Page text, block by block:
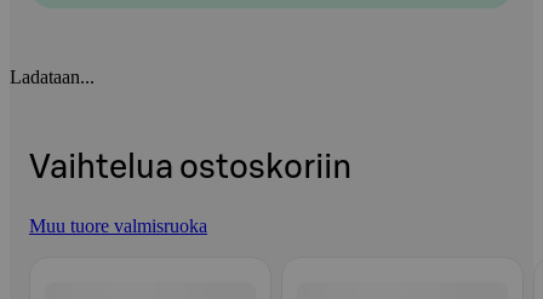
Ladataan...
Vaihtelua ostoskoriin
Muu tuore valmisruoka